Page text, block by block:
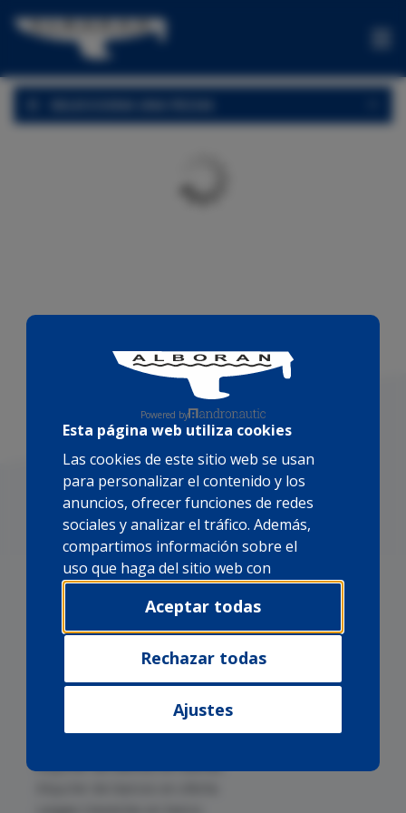
CHARTER
OFERTAS
Alquiler de barcos en Mallorca
Alquiler de barcos en Cabo Verde
Alquiler de barcos en Canarias
Alquiler de barcos en Cuba
Powered by
Esta página web utiliza cookies
Las cookies de este sitio web se usan
para personalizar el contenido y los
anuncios, ofrecer funciones de redes
sociales y analizar el tráfico. Además,
compartimos información sobre el
uso que haga del sitio web con
nuestros partners de redes sociales,
publicidad y análisis web, quienes
pueden combinarla con otra
información que les haya
proporcionado o que hayan
recopilado a partir del uso que haya
hecho de sus servicios.
Aceptar todas
Rechazar todas
Ajustes